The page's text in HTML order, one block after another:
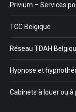
Privium – Services
TCC Belgique
Réseau TDAH
Hypnose et
Cabinets à louer ou